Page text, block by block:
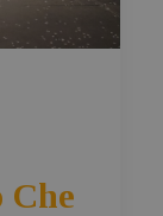
Che